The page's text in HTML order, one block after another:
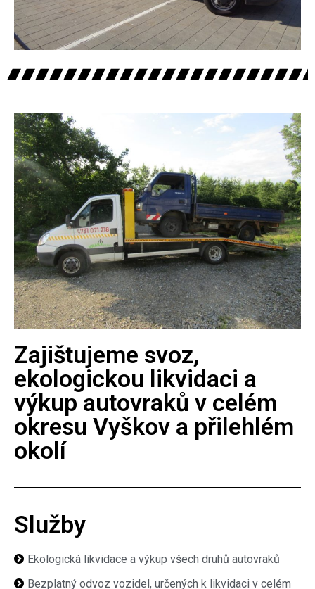
Zajištujeme svoz,
ekologickou likvidaci a
výkup autovraků v celém
okresu Vyškov a přilehlém
okolí
Služby
Ekologická likvidace a výkup všech druhů autovraků
Bezplatný odvoz vozidel, určených k likvidaci v celém